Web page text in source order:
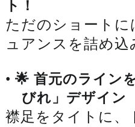
ト！
ただのショートに
ュアンスを詰め込
• 🌟 首元のライン
びれ」デザイン
襟足をタイトに、